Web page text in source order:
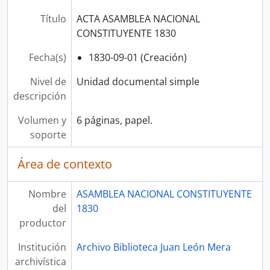
Título
ACTA ASAMBLEA NACIONAL
CONSTITUYENTE 1830
Fecha(s)
1830-09-01 (Creación)
Nivel de
descripción
Unidad documental simple
Volumen y
soporte
6 páginas, papel.
Área de contexto
Nombre
del
productor
ASAMBLEA NACIONAL CONSTITUYENTE
1830
Institución
archivística
Archivo Biblioteca Juan León Mera